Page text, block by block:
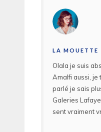
LA MOUETTE
Olala je suis
Amalfi aussi, je
parlé je sais
Galeries
sent vraiment